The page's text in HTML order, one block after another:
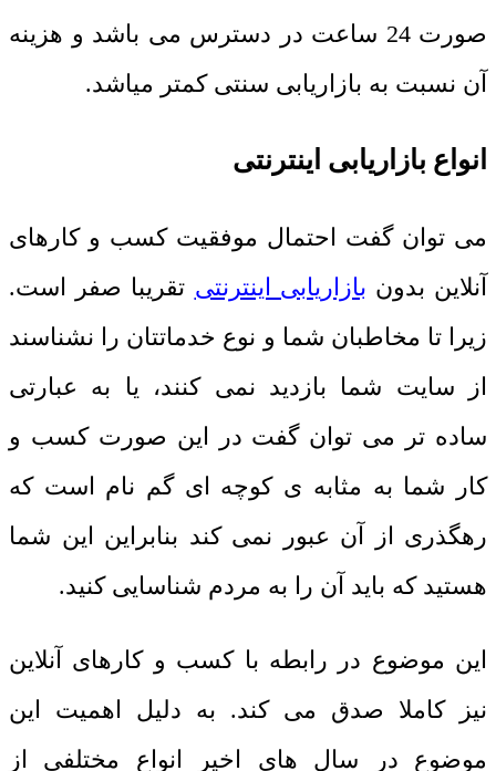
صورت 24 ساعت در دسترس می باشد و هزینه
آن نسبت به بازاریابی سنتی کمتر میاشد.
انواع بازاریابی اینترنتی
می توان گفت احتمال موفقیت کسب و کارهای
آنلاین بدون بازاریابی اینترنتی تقریبا صفر است.
زیرا تا مخاطبان شما و نوع خدماتتان را نشناسند
از سایت شما بازدید نمی کنند، یا به عبارتی
ساده تر می توان گفت در این صورت کسب و
کار شما به مثابه ی کوچه ای گم نام است که
رهگذری از آن عبور نمی کند بنابراین این شما
هستید که باید آن را به مردم شناسایی کنید.
این موضوع در رابطه با کسب و کارهای آنلاین
نیز کاملا صدق می کند. به دلیل اهمیت این
موضوع در سال های اخیر انواع مختلفی از